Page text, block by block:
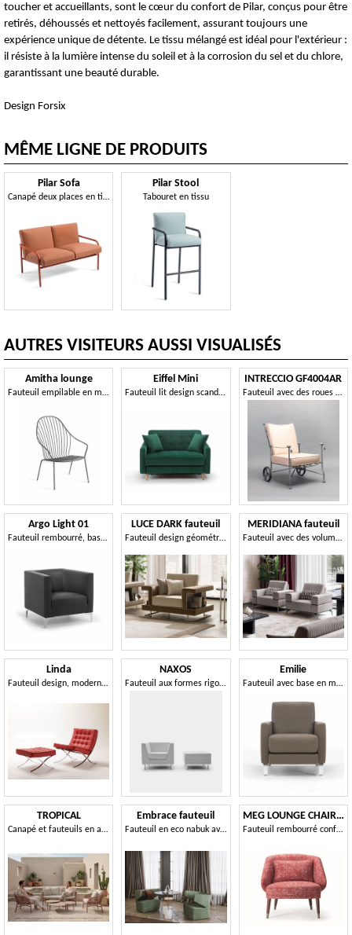
toucher et accueillants, sont le cœur du confort de Pilar, conçus pour être
retirés, déhoussés et nettoyés facilement, assurant toujours une
expérience unique de détente. Le tissu mélangé est idéal pour l'extérieur :
il résiste à la lumière intense du soleil et à la corrosion du sel et du chlore,
garantissant une beauté durable.
Design Forsix
MÊME LIGNE DE PRODUITS
Pilar Sofa
Canapé deux places en tissu avec accoudoirs
Pilar Stool
Tabouret en tissu
AUTRES VISITEURS AUSSI VISUALISÉS
Amitha lounge
Fauteuil empilable en métal avec accoudoirs
Eiffel Mini
Fauteuil lit design scandinave
INTRECCIO GF4004AR
Fauteuil avec des roues pour l'usage extérieur
Argo Light 01
Fauteuil rembourré, base en acier, pour le bureau et la salle d'attente
LUCE DARK fauteuil
Fauteuil design géométrique
MERIDIANA fauteuil
Fauteuil avec des volumes géométriques mais doux et arrondis
Linda
Fauteuil design, moderne et confortable, matelassé, pour la zone d'attente
NAXOS
Fauteuil aux formes rigoureuses
Emilie
Fauteuil avec base en métal
TROPICAL
Canapé et fauteuils en aluminium et corde, pour l'extérieur
Embrace fauteuil
Fauteuil en eco nabuk avec matelassage hexagonal
MEG LOUNGE CHAIR 071 P
Fauteuil rembourré confortable